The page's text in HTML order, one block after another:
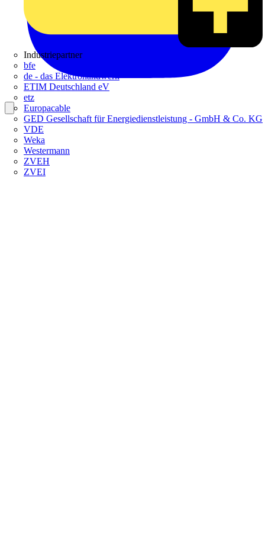
Industriepartner
bfe
de - das Elektrohandwerk
ETIM Deutschland eV
etz
Europacable
GED Gesellschaft für Energiedienstleistung - GmbH & Co. KG
VDE
Weka
Westermann
ZVEH
ZVEI